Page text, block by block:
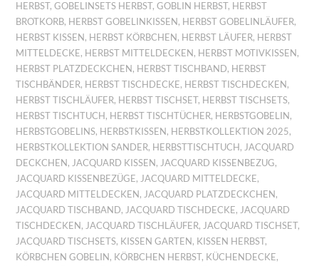
HERBST,GOBELINSETS HERBST,GOBLIN HERBST, HERBST
BROTKORB, HERBST GOBELINKISSEN, HERBST GOBELINLÄUFER,
HERBST KISSEN, HERBST KÖRBCHEN, HERBST LÄUFER, HERBST
MITTELDECKE, HERBST MITTELDECKEN, HERBST MOTIVKISSEN,
HERBST PLATZDECKCHEN, HERBST TISCHBAND, HERBST
TISCHBÄNDER, HERBST TISCHDECKE, HERBST TISCHDECKEN,
HERBST TISCHLÄUFER, HERBST TISCHSET, HERBST TISCHSETS,
HERBST TISCHTUCH, HERBST TISCHTÜCHER, HERBSTGOBELIN,
HERBSTGOBELINS, HERBSTKISSEN, HERBSTKOLLEKTION 2025,
HERBSTKOLLEKTION SANDER, HERBSTTISCHTUCH, JACQUARD
DECKCHEN, JACQUARD KISSEN, JACQUARD KISSENBEZUG,
JACQUARD KISSENBEZÜGE, JACQUARD MITTELDECKE,
JACQUARD MITTELDECKEN, JACQUARD PLATZDECKCHEN,
JACQUARD TISCHBAND, JACQUARD TISCHDECKE, JACQUARD
TISCHDECKEN, JACQUARD TISCHLÄUFER, JACQUARD TISCHSET,
JACQUARD TISCHSETS, KISSEN GARTEN, KISSEN HERBST,
KÖRBCHEN GOBELIN, KÖRBCHEN HERBST, KÜCHENDECKE,